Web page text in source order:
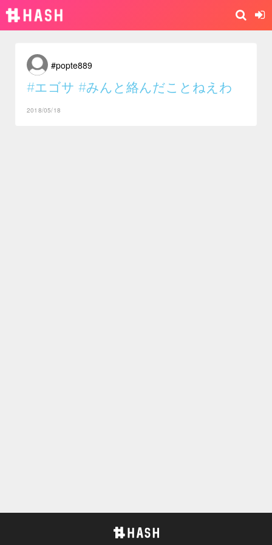
#popte889
#エゴサ #みんと絡んだことねえわ
2018/05/18